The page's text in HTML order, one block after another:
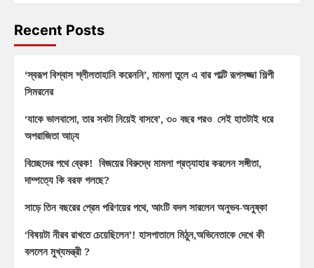
Recent Posts
‘স্বরূপ বিশ্বাস শ্লীলতাহানি করেননি’, মামলা তুলে এ বার পাল্টি রূপসজ্জা শিল্পী
সিমরনের
‘যাকে ভালবাসো, তার সবটা নিয়েই বাসবে’, ৩০ বছর পরও সেই হাতটাই ধরে
অপরাজিতা আঢ্য
বিচ্ছেদের পথে ব্রেক! বিজয়ের বিরুদ্ধে মামলা প্রত্যাহার করলেন সঙ্গীতা,
দাম্পত্যে কি বরফ গলছে?
সাড়ে তিন বছরের প্রেম পরিণয়ের পথে, আংটি বদল সারলেন অনুভব-অনুষ্কা
‘বিষয়টা নীরব রাখতে চেয়েছিলেন’! হাসপাতালে মিঠুন,অভিনেতাকে দেখে কী
বললেন মুখ্যমন্ত্রী ?